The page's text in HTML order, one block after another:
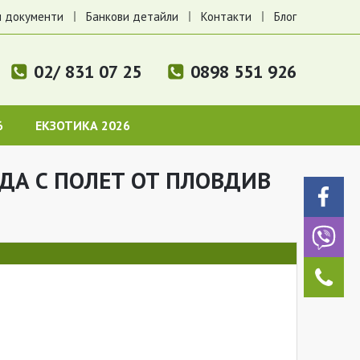
Банкови детайли Контакти Блог
02/ 831 07 25 0898 551 926
ЕКЗОТИКА 2026
С ПОЛЕТ ОТ ПЛОВДИВ